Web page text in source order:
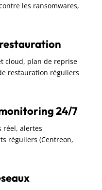
les ransomwares,
cloud, plan de reprise
restauration réguliers
24/7
réel, alertes
réguliers (Centreon,